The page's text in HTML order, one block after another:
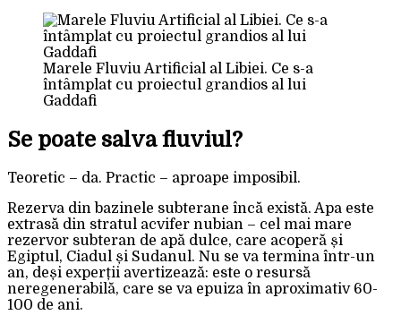
Marele Fluviu Artificial al Libiei. Ce s-a
întâmplat cu proiectul grandios al lui
Gaddafi
Se poate salva fluviul?
Teoretic – da. Practic – aproape imposibil.
Rezerva din bazinele subterane încă există. Apa este
extrasă din stratul acvifer nubian – cel mai mare
rezervor subteran de apă dulce, care acoperă și
Egiptul, Ciadul și Sudanul. Nu se va termina într-un
an, deși experții avertizează: este o resursă
neregenerabilă, care se va epuiza în aproximativ 60-
100 de ani.